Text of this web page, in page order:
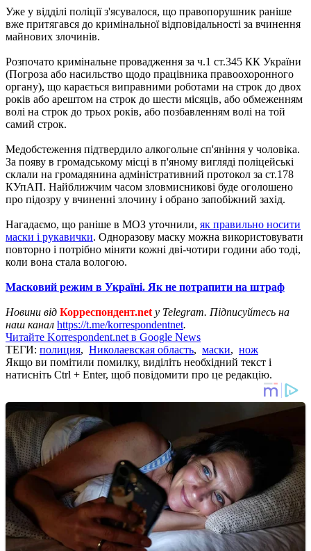
Уже у відділі поліції з'ясувалося, що правопорушник раніше
вже притягався до кримінальної відповідальності за вчинення
майнових злочинів.
Розпочато кримінальне провадження за ч.1 ст.345 КК України
(Погроза або насильство щодо працівника правоохоронного
органу), що карається виправними роботами на строк до двох
років або арештом на строк до шести місяців, або обмеженням
волі на строк до трьох років, або позбавленням волі на той
самий строк.
Медобстеження підтвердило алкогольне сп'яніння у чоловіка.
За появу в громадському місці в п'яному вигляді поліцейські
склали на громадянина адміністративний протокол за ст.178
КУпАП. Найближчим часом зловмисникові буде оголошено
про підозру у вчиненні злочину і обрано запобіжний захід.
Нагадаємо, що раніше в МОЗ уточнили, як правильно носити
маски і рукавички. Одноразову маску можна використовувати
повторно і потрібно міняти кожні дві-чотири години або тоді,
коли вона стала вологою.
Масковий режим в Україні. Як не потрапити на штраф
Новини від Корреспондент.net у Telegram. Підписуйтесь на
наш канал https://t.me/korrespondentnet.
Читайте Korrespondent.net в Google News
ТЕГИ: полиция, Николаевская область, маски, нож
Якщо ви помітили помилку, виділіть необхідний текст і
натисніть Ctrl + Enter, щоб повідомити про це редакцію.